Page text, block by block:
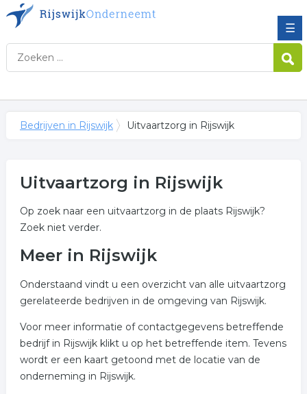
☰
Bedrijven in Rijswijk Uitvaartzorg in Rijswijk
Uitvaartzorg in Rijswijk
Op zoek naar een uitvaartzorg in de plaats Rijswijk?
Zoek niet verder.
Meer in Rijswijk
Onderstaand vindt u een overzicht van alle uitvaartzorg
gerelateerde bedrijven in de omgeving van Rijswijk.
Voor meer informatie of contactgegevens betreffende
bedrijf in Rijswijk klikt u op het betreffende item. Tevens
wordt er een kaart getoond met de locatie van de
onderneming in Rijswijk.